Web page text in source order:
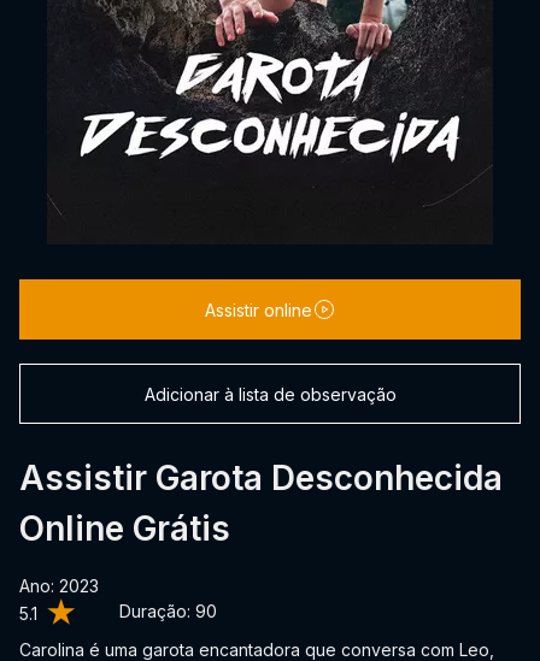
5.1 Duração: 90
Assistir Garota Desconhecida
Online Grátis
Ano: 2023
Carolina é uma garota encantadora que conversa com Leo,
Assistir online
Adicionar à lista de observação